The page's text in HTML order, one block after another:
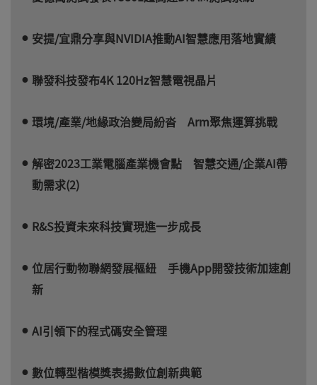
安提/宜鼎分享與NVIDIA推動AI智慧應用落地實績
聯發科技發布4K 120Hz智慧電視晶片
環境/產業/地緣政治變局紛沓 Arm聚焦運算挑戰
解密2023工業電腦產業機會點 智慧交通/企業AI帶
動需求(2)
R&S投資未來科技實現進一步成長
位居行動物聯網發展樞紐 手機App開發技術加速創
新
AI引領下的程式碼安全管理
數位轉型楷模獎表揚數位創新典範